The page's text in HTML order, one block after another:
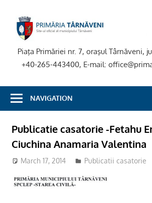
content
Piaţa Primăriei nr. 7, oraşul Târnăveni,
+40-265-443400, E-mail:
NAVIGATION
Publicatie casatorie -Fetahu
Ciuchina Anamaria Valentina
March 17, 2014 Publicatii casatorie